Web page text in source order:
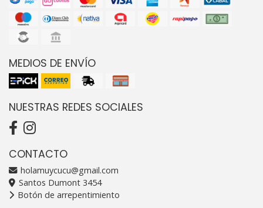
MEDIOS DE ENVÍO
NUESTRAS REDES SOCIALES
CONTACTO
holamuycucu@gmail.com
Santos Dumont 3454
Botón de arrepentimiento